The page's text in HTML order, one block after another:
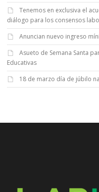
Tenemos en exclusiva el
diálogo para los consensos
Anuncian nuevo ingreso
Asueto de Semana Santa
Educativas
18 de marzo día de júbilo